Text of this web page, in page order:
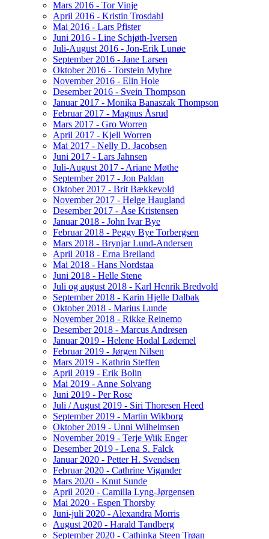
Mars 2016 - Tor Vinje
April 2016 - Kristin Trosdahl
Mai 2016 - Lars Pfister
Juni 2016 - Line Schjøth-Iversen
Juli-August 2016 - Jon-Erik Lunøe
September 2016 - Jane Larsen
Oktober 2016 - Torstein Myhre
November 2016 - Elin Hole
Desember 2016 - Svein Thompson
Januar 2017 - Monika Banaszak Thompson
Februar 2017 - Magnus Åsrud
Mars 2017 - Gro Worren
April 2017 - Kjell Worren
Mai 2017 - Nelly D. Jacobsen
Juni 2017 - Lars Jahnsen
Juli-August 2017 - Ariane Møthe
September 2017 - Jon Paldan
Oktober 2017 - Brit Bækkevold
November 2017 - Helge Haugland
Desember 2017 - Åse Kristensen
Januar 2018 - John Ivar Bye
Februar 2018 - Peggy Bye Torbergsen
Mars 2018 - Brynjar Lund-Andersen
April 2018 - Erna Breiland
Mai 2018 - Hans Nordstaa
Juni 2018 - Helle Stene
Juli og august 2018 - Karl Henrik Bredvold
September 2018 - Karin Hjelle Dalbak
Oktober 2018 - Marius Lunde
November 2018 - Rikke Reinemo
Desember 2018 - Marcus Andresen
Januar 2019 - Helene Hodal Lødemel
Februar 2019 - Jørgen Nilsen
Mars 2019 - Kathrin Steffen
April 2019 - Erik Bolin
Mai 2019 - Anne Solvang
Juni 2019 - Per Rose
Juli / August 2019 - Siri Thoresen Heed
September 2019 - Martin Wikborg
Oktober 2019 - Unni Wilhelmsen
November 2019 - Terje Wiik Enger
Desember 2019 - Lena S. Falck
Januar 2020 - Petter H. Svendsen
Februar 2020 - Cathrine Vigander
Mars 2020 - Knut Sunde
April 2020 - Camilla Lyng-Jørgensen
Mai 2020 - Espen Thorsby
Juni-juli 2020 - Alexandra Morris
August 2020 - Harald Tandberg
September 2020 - Cathinka Steen Trøan